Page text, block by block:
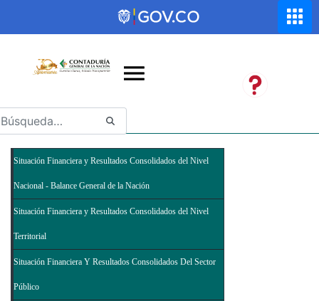
Saltar al contenido principal
Abrir menú de accesibilidad
Situación Financiera y Resultados Consolidados del Nivel
Nacional - Balance General de la Nación
Situación Financiera y Resultados Consolidados del Nivel
Territorial
Situación Financiera Y Resultados Consolidados Del Sector
Público